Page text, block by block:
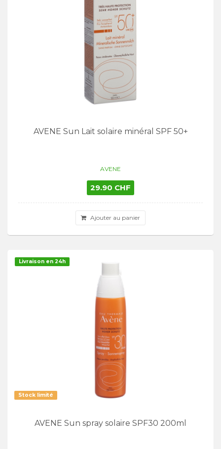
AVENE Sun Lait solaire minéral SPF 50+
AVENE
29.90 CHF
Ajouter au panier
Livraison en 24h
Stock limité
AVENE Sun spray solaire SPF30 200ml